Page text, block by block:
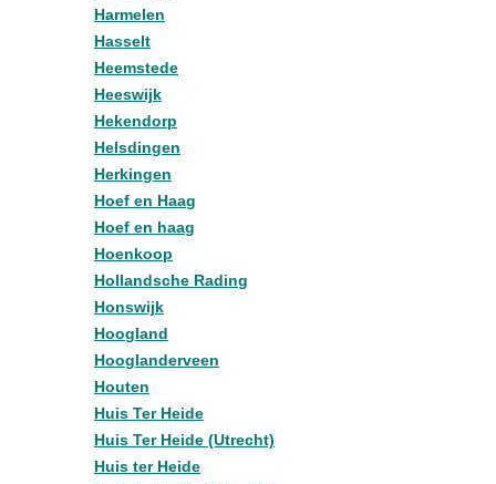
Harmelen
Hasselt
Heemstede
Heeswijk
Hekendorp
Helsdingen
Herkingen
Hoef en Haag
Hoef en haag
Hoenkoop
Hollandsche Rading
Honswijk
Hoogland
Hooglanderveen
Houten
Huis Ter Heide
Huis Ter Heide (Utrecht)
Huis ter Heide